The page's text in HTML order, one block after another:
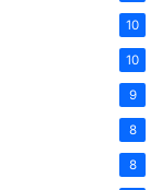
10
10
9
8
8